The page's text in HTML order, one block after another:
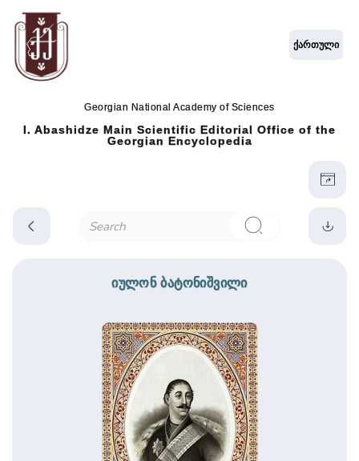
Georgian National Academy of Sciences
I. Abashidze Main Scientific Editorial Office of the
Georgian Encyclopedia
ქართული
იულონ ბატონიშვილი